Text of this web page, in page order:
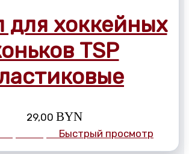
для хоккейных
TSP
29,00 BYN
Быстрый просмотр